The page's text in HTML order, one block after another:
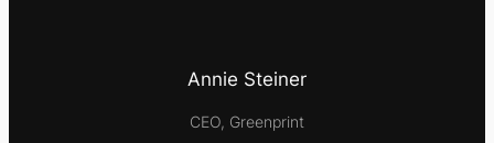
Annie Steiner
CEO, Greenprint